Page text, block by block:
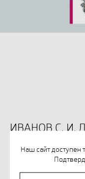
Наш сайт доступен
ИВАНОВ С. И.
978-5-98736-095-8